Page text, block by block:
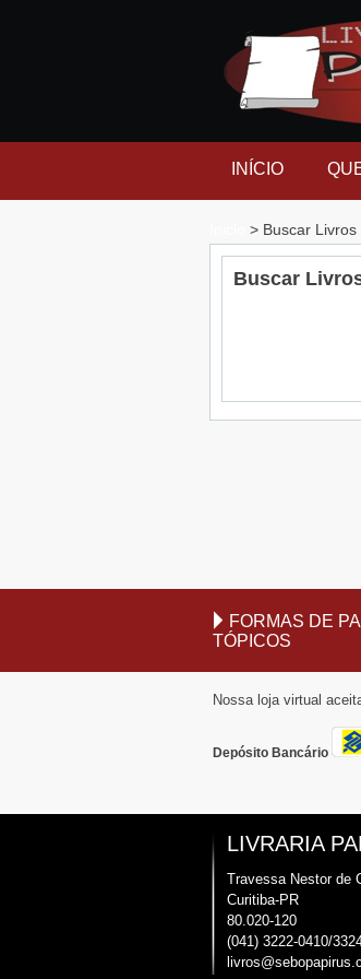
INÍCIO
> Buscar Livros
Buscar
FORMAS DE
TÓPICOS
Nossa loja virtual
Depósito Bancário
LIVRARIA
Travessa Nestor de
Curitiba-PR
80.020-120
(041) 3222-0410/